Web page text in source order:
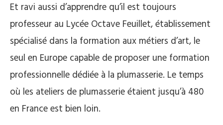
Et ravi aussi d’apprendre qu’il est toujours
professeur au Lycée Octave Feuillet, établissement
spécialisé dans la formation aux métiers d’art, le
seul en Europe capable de proposer une formation
professionnelle dédiée à la plumasserie. Le temps
où les ateliers de plumasserie étaient jusqu’à 480
en France est bien loin.